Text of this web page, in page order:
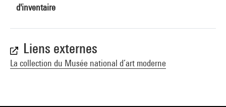
d'inventaire
Liens externes
La collection du Musée national d’art moderne